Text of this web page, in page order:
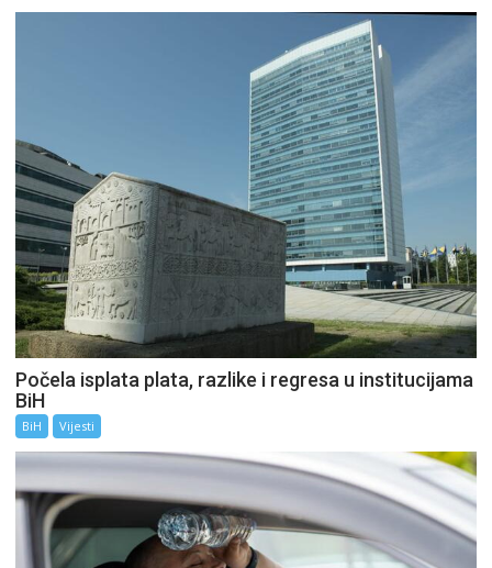
Počela isplata plata, razlike i regresa u institucijama
BiH
BiH Vijesti